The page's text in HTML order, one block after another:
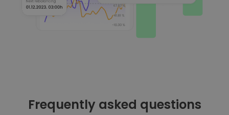
Frequently asked questions